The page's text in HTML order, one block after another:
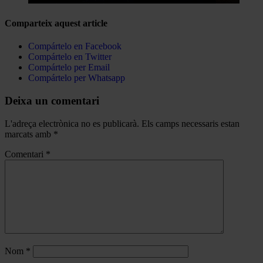
Comparteix aquest article
Compártelo en Facebook
Compártelo en Twitter
Compártelo per Email
Compártelo per Whatsapp
Deixa un comentari
L'adreça electrònica no es publicarà. Els camps necessaris estan
marcats amb *
Comentari *
Nom *